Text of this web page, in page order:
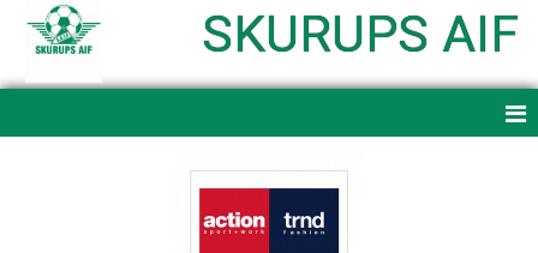
SKURUPS AIF